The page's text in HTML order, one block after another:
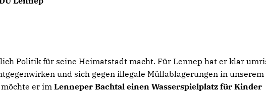
Politik für seine Heimatstadt macht. Für Lennep hat er klar
und sich gegen illegale Müllablagerungen in unserem
möchte er imLenneper Bachtal einen Wasserspielplatz für Kinder